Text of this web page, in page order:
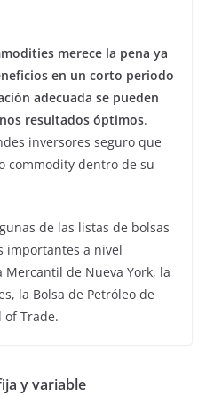
merece la pena ya
en un corto periodo
adecuada se pueden
resultados óptimos.
inversores seguro que
commodity dentro de su
de las listas de bolsas
importantes a nivel
Mercantil de Nueva York, la
la Bolsa de Petróleo de
of Trade.
y variable